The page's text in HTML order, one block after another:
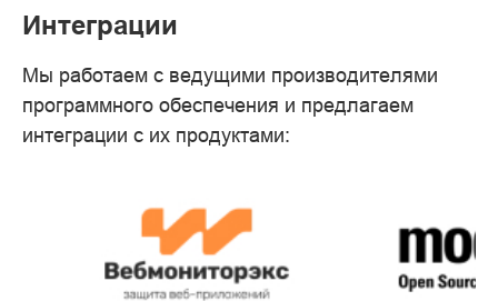
Интеграции
Мы работаем с ведущими производителями
программного обеспечения и предлагаем
интеграции с их продуктами: